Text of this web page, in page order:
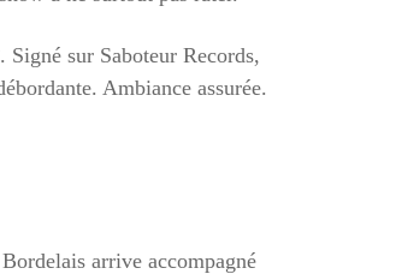
. Signé sur Saboteur Records,
Ambiance assurée.
arrive accompagné